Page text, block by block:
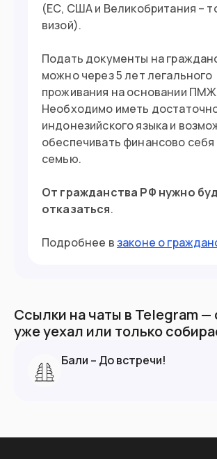
(ЕС, США и Великобритания –
визой).
Подать документы на
можно через 5 лет легального
проживания на основании
Необходимо иметь
индонезийского языка и
обеспечивать финансово
семью.
От гражданства РФ нужно
отказаться.
Подробнее взаконе о
Ссылки на чаты в Telegram —
уже уехал или только
Бали – До встречи!